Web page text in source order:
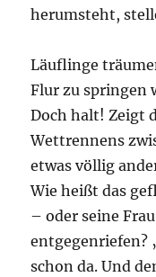
herumsteht,
Läuflinge
Flur zu springen
Doch halt! Zeigt
Wettrennens
etwas völlig
Wie heißt das
– oder seine
entgegenriefen?
schon da. Und